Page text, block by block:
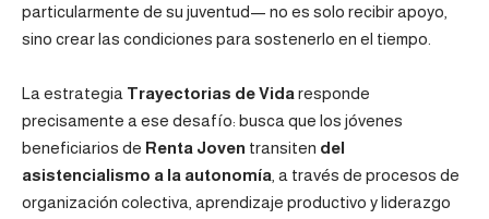
particularmente de su juventud— no es solo recibir apoyo,
sino crear las condiciones para sostenerlo en el tiempo.
La estrategia Trayectorias de Vida responde
precisamente a ese desafío: busca que los jóvenes
beneficiarios de Renta Joven transiten del
asistencialismo a la autonomía , a través de procesos de
organización colectiva, aprendizaje productivo y liderazgo